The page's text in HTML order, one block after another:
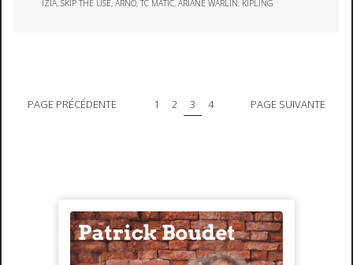
IZIA,SKIP THE USE,ARNO,TC MATIC,ARIANE WARLIN, KIPLING
PAGE PRÉCÉDENTE 1 2 3 4 PAGE SUIVANTE